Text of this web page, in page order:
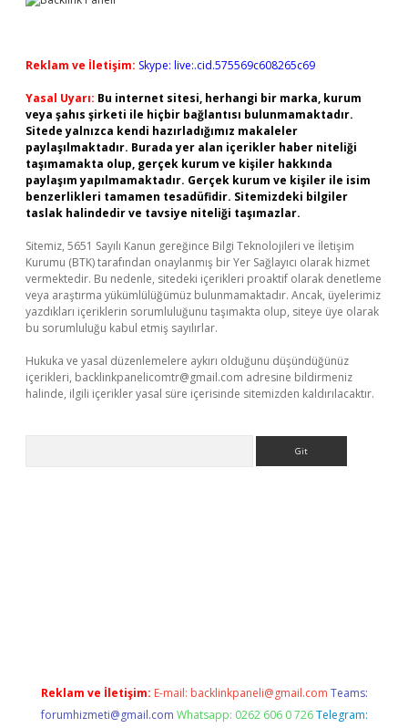
Reklam ve İletişim: Skype: live:.cid.575569c608265c69
Yasal Uyarı: Bu internet sitesi, herhangi bir marka, kurum
veya şahıs şirketi ile hiçbir bağlantısı bulunmamaktadır.
Sitede yalnızca kendi hazırladığımız makaleler
paylaşılmaktadır. Burada yer alan içerikler haber niteliği
taşımamakta olup, gerçek kurum ve kişiler hakkında
paylaşım yapılmamaktadır. Gerçek kurum ve kişiler ile isim
benzerlikleri tamamen tesadüfidir. Sitemizdeki bilgiler
taslak halindedir ve tavsiye niteliği taşımazlar.
Sitemiz, 5651 Sayılı Kanun gereğince Bilgi Teknolojileri ve İletişim
Kurumu (BTK) tarafından onaylanmış bir Yer Sağlayıcı olarak hizmet
vermektedir. Bu nedenle, sitedeki içerikleri proaktif olarak denetleme
veya araştırma yükümlülüğümüz bulunmamaktadır. Ancak, üyelerimiz
yazdıkları içeriklerin sorumluluğunu taşımakta olup, siteye üye olarak
bu sorumluluğu kabul etmiş sayılırlar.
Hukuka ve yasal düzenlemelere aykırı olduğunu düşündüğünüz
içerikleri, backlinkpanelicomtr@gmail.com adresine bildirmeniz
halinde, ilgili içerikler yasal süre içerisinde sitemizden kaldırılacaktır.
Reklam ve İletişim: E-mail: backlinkpaneli@gmail.com Teams:
forumhizmeti@gmail.com Whatsapp: 0262 606 0 726 Telegram: